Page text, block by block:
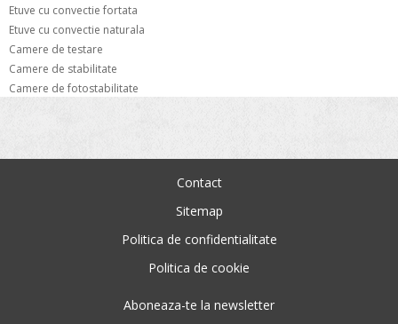
Etuve cu convectie fortata
Etuve cu convectie naturala
Camere de testare
Camere de stabilitate
Camere de fotostabilitate
Contact
Sitemap
Politica de confidentialitate
Politica de cookie
Aboneaza-te la newsletter